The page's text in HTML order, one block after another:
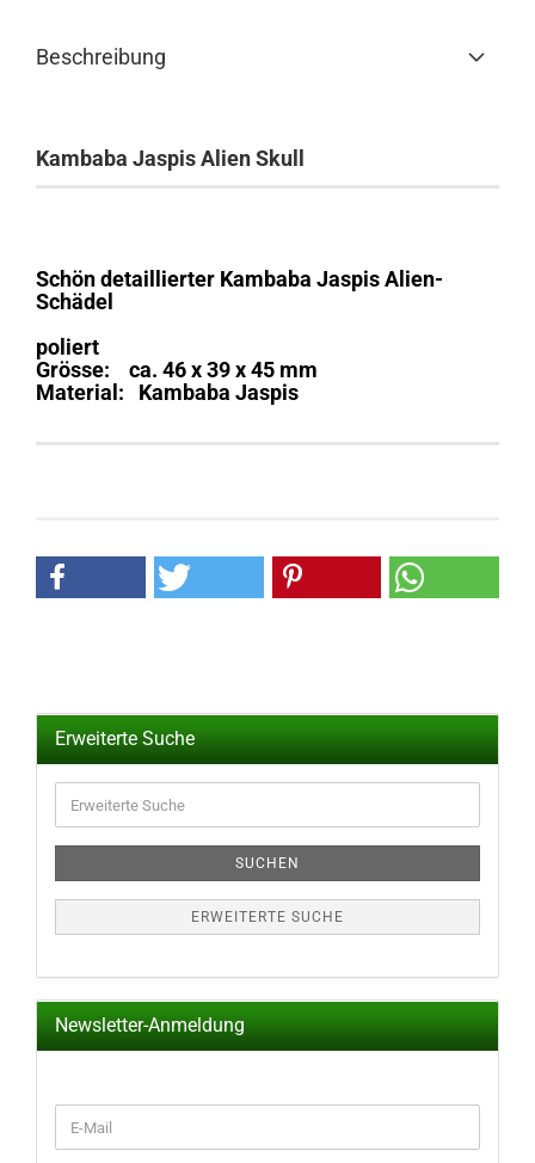
Beschreibung
Kambaba Jaspis Alien Skull
Schön detaillierter Kambaba Jaspis Alien-
Schädel
poliert
Grösse: ca. 46 x 39 x 45 mm
Material: Kambaba Jaspis
Erweiterte Suche
Suche
SUCHEN
ERWEITERTE SUCHE
Newsletter-Anmeldung
ZUR
E-
Mail